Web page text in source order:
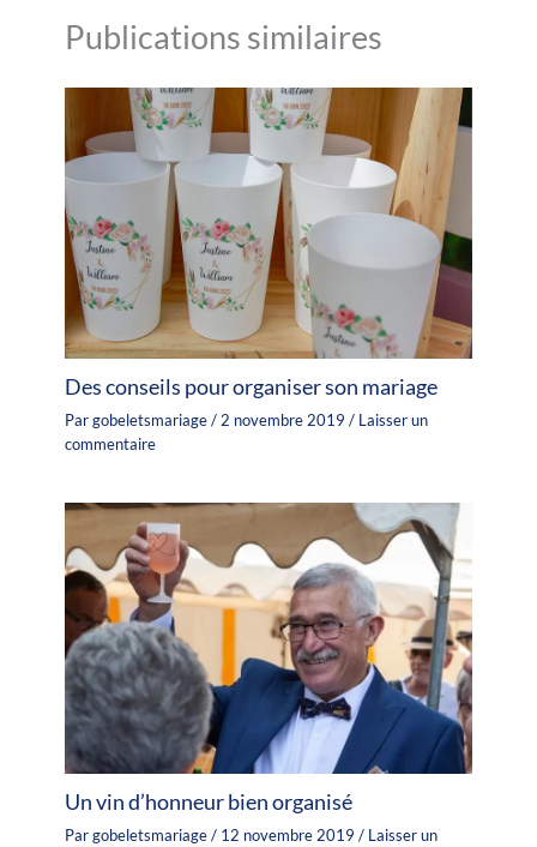
Publications similaires
Des conseils pour organiser son mariage
Pargobeletsmariage/ 2 novembre 2019/ Laisser un
commentaire
Un vin d’honneur bien organisé
Pargobeletsmariage/ 12 novembre 2019/ Laisser un